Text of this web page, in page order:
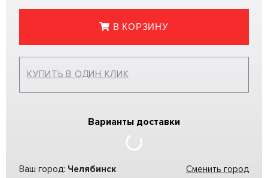
В КОРЗИНУ
КУПИТЬ В ОДИН КЛИК
Варианты доставки
Ваш город: Челябинск Сменить город